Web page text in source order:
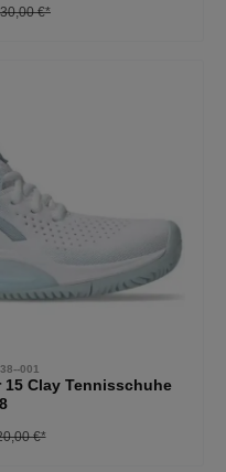
€*
001
15 Clay Tennisschuhe
€*